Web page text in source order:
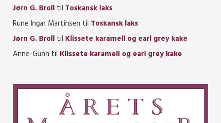
Jørn G. Broll til Toskansk laks
Rune Ingar Martinsen til Toskansk laks
Jørn G. Broll til Klissete karamell og earl grey kake
Anne-Gunn til Klissete karamell og earl grey kake